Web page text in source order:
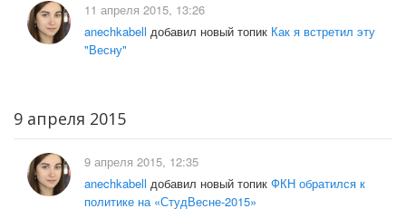
11 апреля 2015, 13:26
anechkabell добавил новый топик Как я встретил эту
"Весну"
9 апреля 2015
9 апреля 2015, 12:35
anechkabell добавил новый топик ФКН обратился к
политике на «СтудВесне-2015»